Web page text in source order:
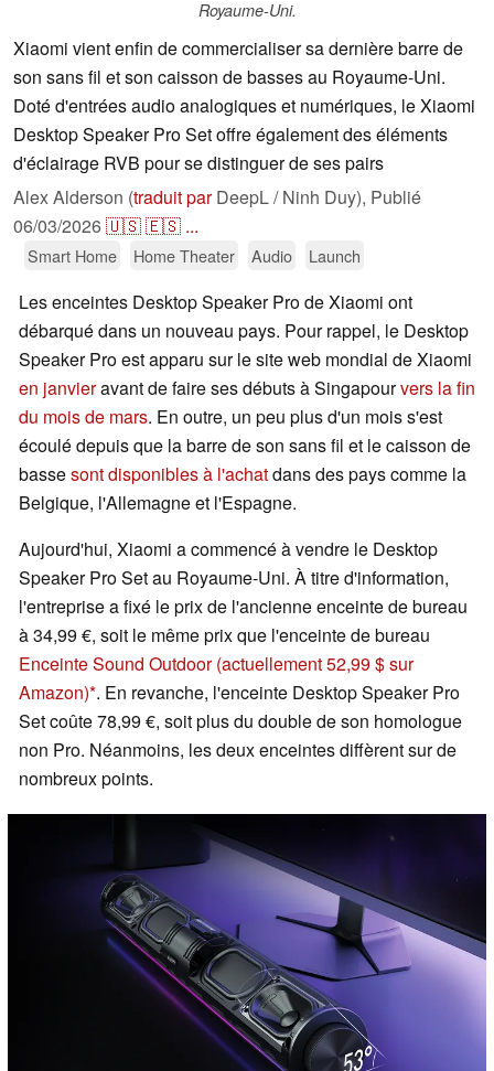
Royaume-Uni.
Xiaomi vient enfin de commercialiser sa dernière barre de
son sans fil et son caisson de basses au Royaume-Uni.
Doté d'entrées audio analogiques et numériques, le Xiaomi
Desktop Speaker Pro Set offre également des éléments
d'éclairage RVB pour se distinguer de ses pairs
Alex Alderson (traduit parDeepL / Ninh Duy), Publié
06/03/2026🇺🇸🇪🇸 ...
Smart Home Home Theater Audio Launch
Les enceintes Desktop Speaker Pro de Xiaomi ont
débarqué dans un nouveau pays. Pour rappel, le Desktop
Speaker Pro est apparu sur le site web mondial de Xiaomi
en janvieravant de faire ses débuts à Singapourvers la fin
du mois de mars. En outre, un peu plus d'un mois s'est
écoulé depuis que la barre de son sans fil et le caisson de
bassesont disponibles à l'achatdans des pays comme la
Belgique, l'Allemagne et l'Espagne.
Aujourd'hui, Xiaomi a commencé à vendre le Desktop
Speaker Pro Set au Royaume-Uni. À titre d'information,
l'entreprise a fixé le prix de l'ancienne enceinte de bureau
à 34,99 €, soit le même prix que l'enceinte de bureau
Enceinte Sound Outdoor (actuellement 52,99 $ sur
Amazon) . En revanche, l'enceinte Desktop Speaker Pro
Set coûte 78,99 €, soit plus du double de son homologue
non Pro. Néanmoins, les deux enceintes diffèrent sur de
nombreux points.